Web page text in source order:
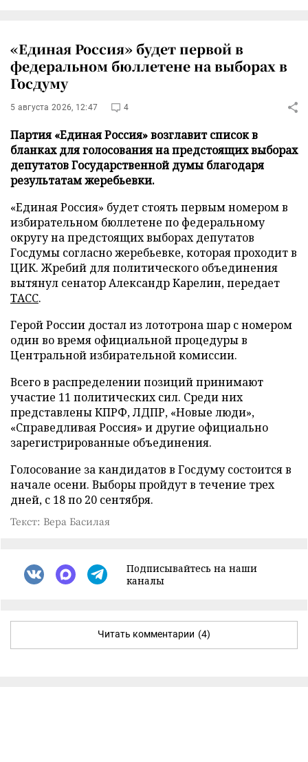
«Единая Россия» будет первой в
федеральном бюллетене на выборах в
Госдуму
5 августа 2026, 12:47 4
Партия «Единая Россия» возглавит список в
бланках для голосования на предстоящих выборах
депутатов Государственной думы благодаря
результатам жеребьевки.
«Единая Россия» будет стоять первым номером в
избирательном бюллетене по федеральному
округу на предстоящих выборах депутатов
Госдумы согласно жеребьевке, которая проходит в
ЦИК. Жребий для политического объединения
вытянул сенатор Александр Карелин, передает
ТАСС.
Герой России достал из лототрона шар с номером
один во время официальной процедуры в
Центральной избирательной комиссии.
Всего в распределении позиций принимают
участие 11 политических сил. Среди них
представлены КПРФ, ЛДПР, «Новые люди»,
«Справедливая Россия» и другие официально
зарегистрированные объединения.
Голосование за кандидатов в Госдуму состоится в
начале осени. Выборы пройдут в течение трех
дней, с 18 по 20 сентября.
Текст: Вера Басилая
Подписывайтесь на наши
каналы
Читать комментарии (4)